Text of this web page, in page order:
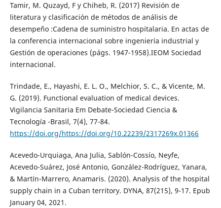
Tamir, M. Quzayd, F y Chiheb, R. (2017) Revisión de
literatura y clasificación de métodos de análisis de
desempeño :Cadena de suministro hospitalaria. En actas de
la conferencia internacional sobre ingeniería industrial y
Gestión de operaciones (págs. 1947-1958).IEOM Sociedad
internacional.
Trindade, E., Hayashi, E. L. O., Melchior, S. C., & Vicente, M.
G. (2019). Functional evaluation of medical devices.
Vigilancia Sanitaria Em Debate-Sociedad Ciencia &
Tecnología -Brasil, 7(4), 77-84.
https://doi.org/https://doi.org/10.22239/2317269x.01366
Acevedo-Urquiaga, Ana Julia, Sablón-Cossío, Neyfe,
Acevedo-Suárez, José Antonio, González-Rodríguez, Yanara,
& Martín-Marrero, Anamaris. (2020). Analysis of the hospital
supply chain in a Cuban territory. DYNA, 87(215), 9-17. Epub
January 04, 2021.